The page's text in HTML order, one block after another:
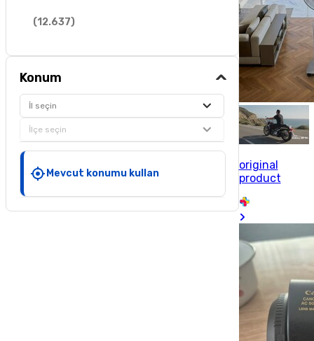
(12.637)
Konum
İl seçin
İlçe seçin
Mevcut konumu kullan
original
product